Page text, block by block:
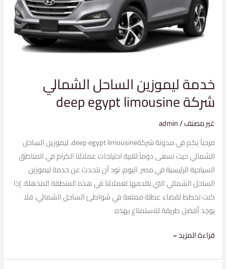
خدمة ليموزين الساحل الشمالي
شركة deep egypt limousine
غير مصنف/
admin
مرحباً بكم في مدونة شركةdeep egypt limousine، ليموزين الساحل
الشمالي حيث نسعى دوماً لتلبية احتياجات عملائنا الكرام في المناطق
السياحية الرئيسية في مصر. اليوم، نود أن نتحدث عن خدمة ليموزين
الساحل الشمالي التي نقدمها لعملائنا في هذه المنطقة المذهلة. إذا
كنت تخطط لقضاء عطلة ممتعة في شواطئ الساحل الشمالي، فلا
يوجد أفضل طريقة للاستمتاع بهذه
deep
egypt
limousine
قراءة المزيد »